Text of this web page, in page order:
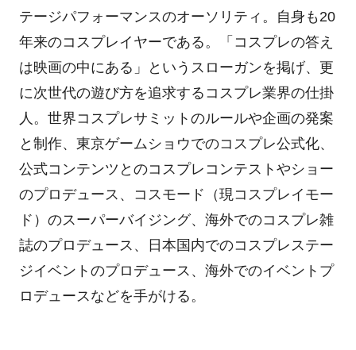
テージパフォーマンスのオーソリティ。自身も20
年来のコスプレイヤーである。「コスプレの答え
は映画の中にある」というスローガンを掲げ、更
に次世代の遊び方を追求するコスプレ業界の仕掛
人。世界コスプレサミットのルールや企画の発案
と制作、東京ゲームショウでのコスプレ公式化、
公式コンテンツとのコスプレコンテストやショー
のプロデュース、コスモード（現コスプレイモー
ド）のスーパーバイジング、海外でのコスプレ雑
誌のプロデュース、日本国内でのコスプレステー
ジイベントのプロデュース、海外でのイベントプ
ロデュースなどを手がける。